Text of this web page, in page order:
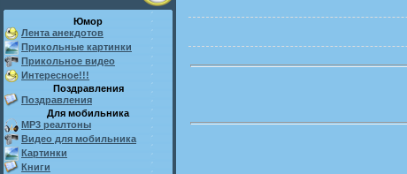
Юмор
Лента анекдотов
Прикольные картинки
Прикольное видео
Интересное!!!
Поздравления
Поздравления
Для мобильника
MP3 реалтоны
Видео для мобильника
Картинки
Книги